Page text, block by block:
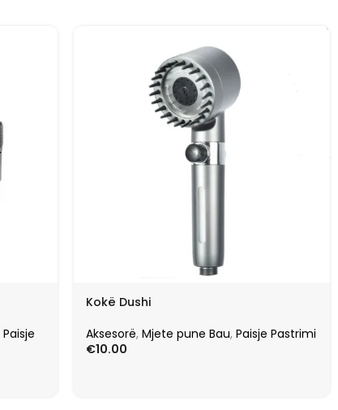
Paisje
Kokë Dushi
Aksesorë, Mjete pune Bau, Paisje Pastrimi
€10.00